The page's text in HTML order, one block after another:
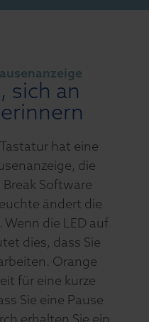
sich an
hat eine
die
Software
ändert die
Wenn die LED auf
dies, dass Sie
Orange
für eine kurze
Sie eine Pause